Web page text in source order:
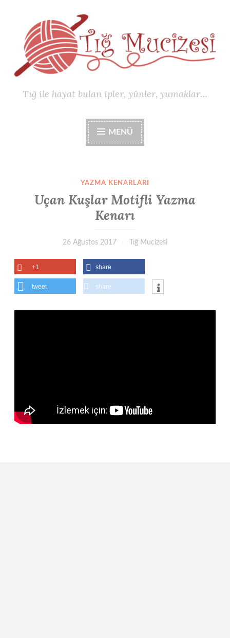
Tığ ile hayat bulan ipler, yünler, yumaklar…
MENÜ
YAZMA KENARLARI
Uçan Kuşlar Motifli Yazma
Kenarı
26 Ağustos 2017 Tığ Mucizesi
+1 share
tweet share